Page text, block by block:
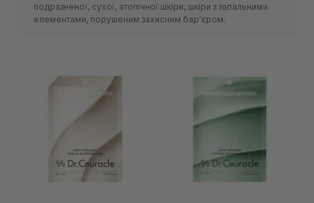
подразненої, сухої, атопічної шкіри, шкіри з запальними
елементами, порушеним захисним бар'єром.